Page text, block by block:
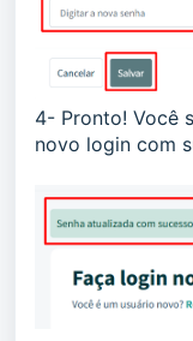
4- Pronto! Você
novo login com